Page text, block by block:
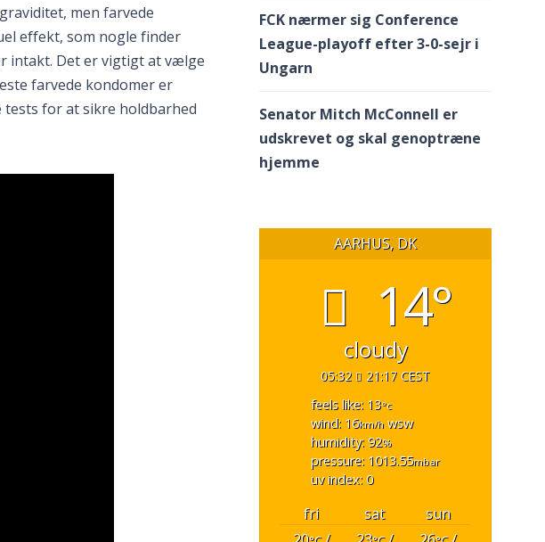
men farvede
effekt, som nogle finder
intakt. Det er vigtigt at vælge
farvede kondomer er
for at sikre holdbarhed
FCK nærmer sig Conference
League-playoff efter 3-0-sejr i
Ungarn
Senator Mitch McConnell er
udskrevet og skal genoptræne
hjemme
AARHUS, DK
14°
cloudy
05:32
21:17 CEST
feels like: 13°c
wind: 16km/h wsw
humidity: 92%
pressure: 1013.55mbar
uv index: 0
fri sat
sun